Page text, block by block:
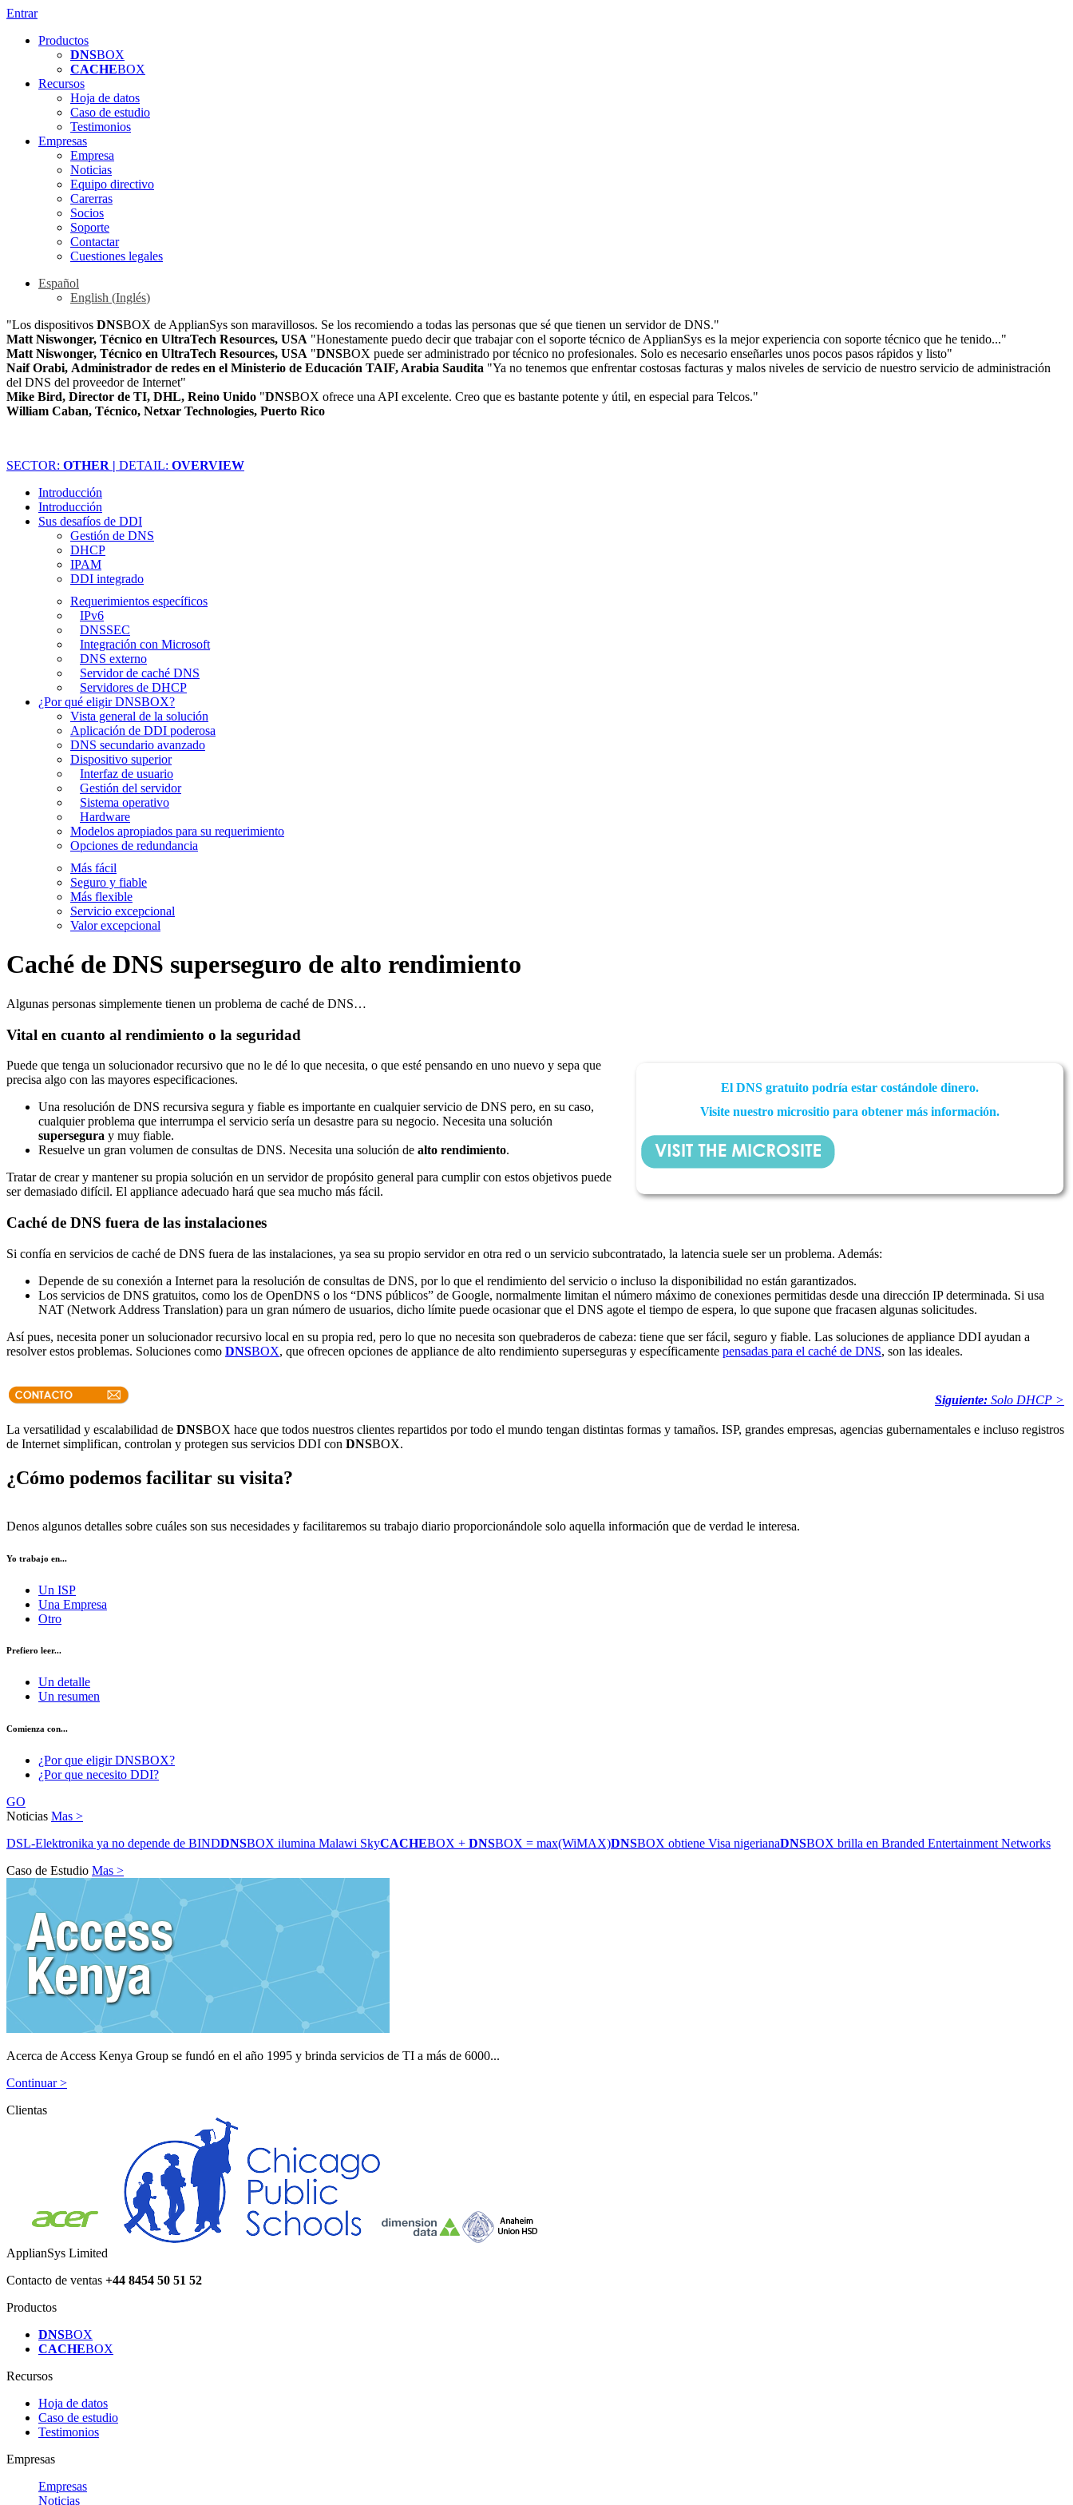
Entrar
Productos
DNSBOX
CACHEBOX
Recursos
Hoja de datos
Caso de estudio
Testimonios
Empresas
Empresa
Noticias
Equipo directivo
Carerras
Socios
Soporte
Contactar
Cuestiones legales
Español
English (Inglés)
"Los dispositivos DNSBOX de ApplianSys son maravillosos. Se los recomiendo a todas las personas que sé que tienen un servidor de DNS."
Matt Niswonger, Técnico en UltraTech Resources, USA "Honestamente puedo decir que trabajar con el soporte técnico de ApplianSys es la mejor experiencia con soporte técnico que he tenido..."
Matt Niswonger, Técnico en UltraTech Resources, USA "DNSBOX puede ser administrado por técnico no profesionales. Solo es necesario enseñarles unos pocos pasos rápidos y listo"
Naif Orabi, Administrador de redes en el Ministerio de Educación TAIF, Arabia Saudita "Ya no tenemos que enfrentar costosas facturas y malos niveles de servicio de nuestro servicio de administración
del DNS del proveedor de Internet"
Mike Bird, Director de TI, DHL, Reino Unido "DNSBOX ofrece una API excelente. Creo que es bastante potente y útil, en especial para Telcos."
William Caban, Técnico, Netxar Technologies, Puerto Rico
SECTOR: OTHER | DETAIL: OVERVIEW
Introducción
Introducción
Sus desafíos de DDI
Gestión de DNS
DHCP
IPAM
DDI integrado
Requerimientos específicos
IPv6
DNSSEC
Integración con Microsoft
DNS externo
Servidor de caché DNS
Servidores de DHCP
¿Por qué eligir DNSBOX?
Vista general de la solución
Aplicación de DDI poderosa
DNS secundario avanzado
Dispositivo superior
Interfaz de usuario
Gestión del servidor
Sistema operativo
Hardware
Modelos apropiados para su requerimiento
Opciones de redundancia
Más fácil
Seguro y fiable
Más flexible
Servicio excepcional
Valor excepcional
Caché de DNS superseguro de alto rendimiento
Algunas personas simplemente tienen un problema de caché de DNS…
Vital en cuanto al rendimiento o la seguridad
El DNS gratuito podría estar costándole dinero.
Visite nuestro micrositio para obtener más información.
Puede que tenga un solucionador recursivo que no le dé lo que necesita, o que esté pensando en uno nuevo y sepa que
precisa algo con las mayores especificaciones.
Una resolución de DNS recursiva segura y fiable es importante en cualquier servicio de DNS pero, en su caso,
cualquier problema que interrumpa el servicio sería un desastre para su negocio. Necesita una solución
supersegura y muy fiable.
Resuelve un gran volumen de consultas de DNS. Necesita una solución de alto rendimiento.
Tratar de crear y mantener su propia solución en un servidor de propósito general para cumplir con estos objetivos puede
ser demasiado difícil. El appliance adecuado hará que sea mucho más fácil.
Caché de DNS fuera de las instalaciones
Si confía en servicios de caché de DNS fuera de las instalaciones, ya sea su propio servidor en otra red o un servicio subcontratado, la latencia suele ser un problema. Además:
Depende de su conexión a Internet para la resolución de consultas de DNS, por lo que el rendimiento del servicio o incluso la disponibilidad no están garantizados.
Los servicios de DNS gratuitos, como los de OpenDNS o los “DNS públicos” de Google, normalmente limitan el número máximo de conexiones permitidas desde una dirección IP determinada. Si usa
NAT (Network Address Translation) para un gran número de usuarios, dicho límite puede ocasionar que el DNS agote el tiempo de espera, lo que supone que fracasen algunas solicitudes.
Así pues, necesita poner un solucionador recursivo local en su propia red, pero lo que no necesita son quebraderos de cabeza: tiene que ser fácil, seguro y fiable. Las soluciones de appliance DDI ayudan a
resolver estos problemas. Soluciones como DNSBOX, que ofrecen opciones de appliance de alto rendimiento superseguras y específicamente pensadas para el caché de DNS, son las ideales.
Siguiente: Solo DHCP >
La versatilidad y escalabilidad de DNSBOX hace que todos nuestros clientes repartidos por todo el mundo tengan distintas formas y tamaños. ISP, grandes empresas, agencias gubernamentales e incluso registros
de Internet simplifican, controlan y protegen sus servicios DDI con DNSBOX.
¿Cómo podemos facilitar su visita?
Denos algunos detalles sobre cuáles son sus necesidades y facilitaremos su trabajo diario proporcionándole solo aquella información que de verdad le interesa.
Yo trabajo en...
Un ISP
Una Empresa
Otro
Prefiero leer...
Un detalle
Un resumen
Comienza con...
¿Por que eligir DNSBOX?
¿Por que necesito DDI?
GO
Noticias Mas >
DSL-Elektronika ya no depende de BINDDNSBOX ilumina Malawi SkyCACHEBOX + DNSBOX = max(WiMAX)DNSBOX obtiene Visa nigerianaDNSBOX brilla en Branded Entertainment Networks
Caso de Estudio Mas >
Acerca de Access Kenya Group se fundó en el año 1995 y brinda servicios de TI a más de 6000...
Continuar >
Clientas
ApplianSys Limited
Contacto de ventas +44 8454 50 51 52
Productos
DNSBOX
CACHEBOX
Recursos
Hoja de datos
Caso de estudio
Testimonios
Empresas
Empresas
Noticias